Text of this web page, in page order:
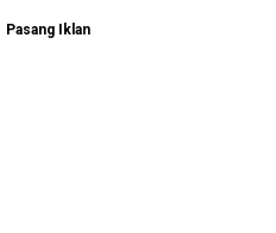
Pasang Iklan